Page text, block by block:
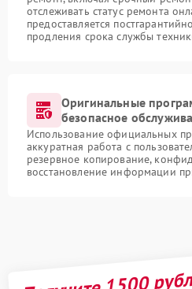
отслеживать статус ремонта
предоставляется
продления срока службы
Оригинальные
безопасное
Использование официальных
аккуратная работа с
резервное копирование,
восстановление информации